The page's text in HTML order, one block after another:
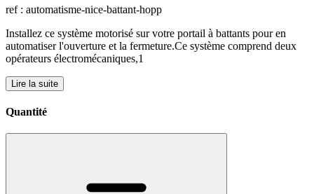
ref : automatisme-nice-battant-hopp
Installez ce système motorisé sur votre portail à battants pour en
automatiser l'ouverture et la fermeture.Ce système comprend deux
opérateurs électromécaniques,1
Lire la suite
Quantité